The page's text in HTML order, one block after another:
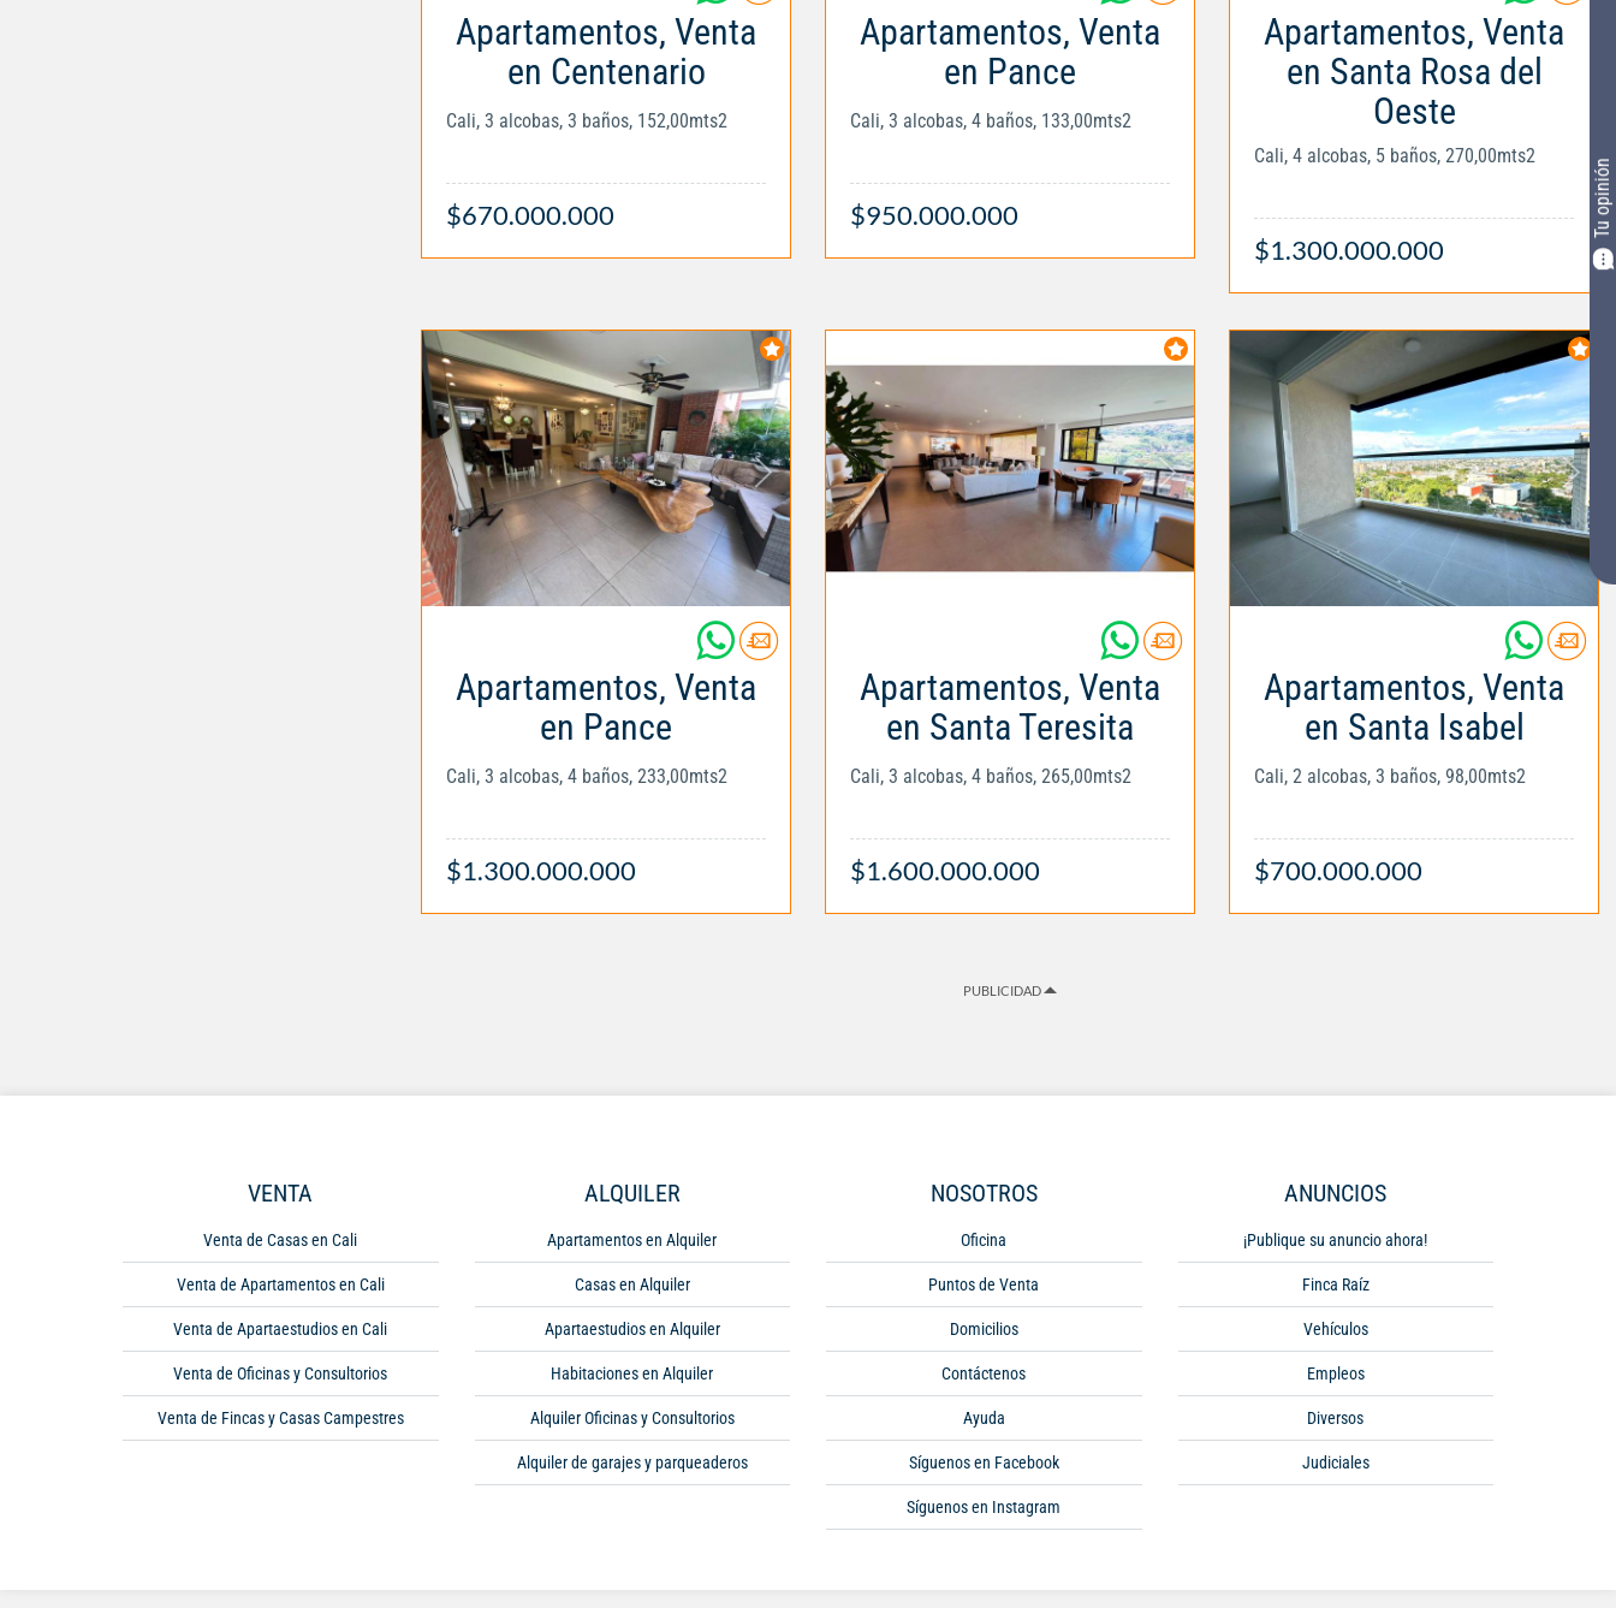
Tu opinión
Apartamentos, Venta
en Centenario
Cali, 3 alcobas, 3 baños, 152,00mts2
$670.000.000
Apartamentos, Venta
en Pance
Cali, 3 alcobas, 4 baños, 133,00mts2
$950.000.000
Apartamentos, Venta
en Santa Rosa del
Oeste
Cali, 4 alcobas, 5 baños, 270,00mts2
$1.300.000.000
Apartamentos, Venta
en Pance
Cali, 3 alcobas, 4 baños, 233,00mts2
$1.300.000.000
Apartamentos, Venta
en Santa Teresita
Cali, 3 alcobas, 4 baños, 265,00mts2
$1.600.000.000
Apartamentos, Venta
en Santa Isabel
Cali, 2 alcobas, 3 baños, 98,00mts2
$700.000.000
PUBLICIDAD
VENTA
Venta de Casas en Cali
Venta de Apartamentos en Cali
Venta de Apartaestudios en Cali
Venta de Oficinas y Consultorios
Venta de Fincas y Casas Campestres
ALQUILER
Apartamentos en Alquiler
Casas en Alquiler
Apartaestudios en Alquiler
Habitaciones en Alquiler
Alquiler Oficinas y Consultorios
Alquiler de garajes y parqueaderos
NOSOTROS
Oficina
Puntos de Venta
Domicilios
Contáctenos
Ayuda
Síguenos en Facebook
Síguenos en Instagram
ANUNCIOS
¡Publique su anuncio ahora!
Finca Raíz
Vehículos
Empleos
Diversos
Judiciales